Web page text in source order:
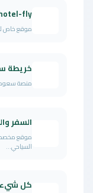
fly
موقع خاص
خريطة
منصة
السفر
موقع
السياحي...
كل شيء